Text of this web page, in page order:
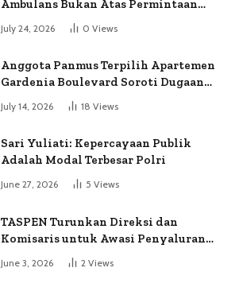
Ambulans Bukan Atas Permintaan
July 24, 2026 0 Views
Anggota Panmus Terpilih Apartemen
Gardenia Boulevard Soroti Dugaan
Kejanggalan Voting
July 14, 2026 18 Views
Sari Yuliati: Kepercayaan Publik
Adalah Modal Terbesar Polri
June 27, 2026 5 Views
TASPEN Turunkan Direksi dan
Komisaris untuk Awasi Penyaluran
June 3, 2026 2 Views